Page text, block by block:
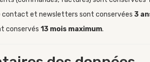
contact et newsletters sont conservées 3
conservés 13 mois maximum.